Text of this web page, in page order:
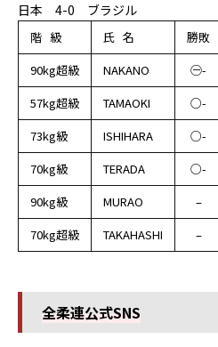
日本 4-0 ブラジル
階 級 氏 名 勝敗
90kg超級
NAKANO ㊀-
57kg超級
TAMAOKI ○-
73kg級
ISHIHARA ○-
70kg級
TERADA ○-
90kg級
MURAO –
70kg超級
TAKAHASHI –
全柔連公式SNS